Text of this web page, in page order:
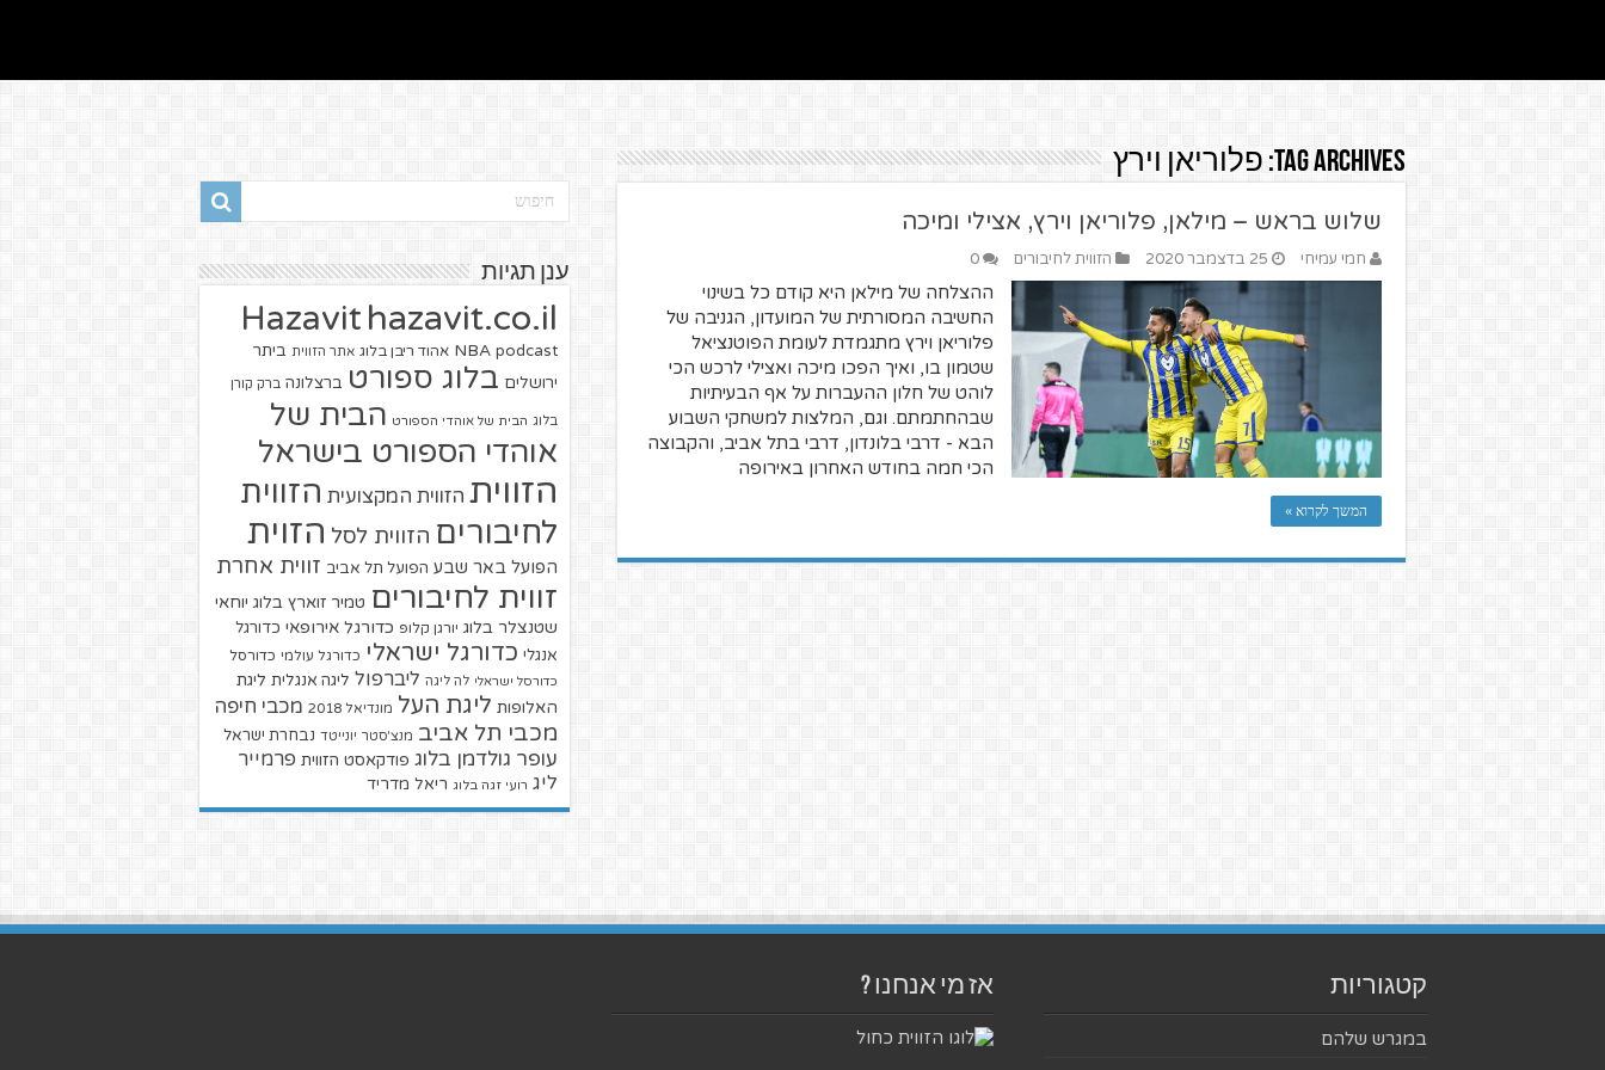
Tag Archives: פלוריאן וירץ
שלוש בראש – מילאן, פלוריאן וירץ, אצילי ומיכה
חמי עמיחי 25 בדצמבר 2020 הזווית לחיבורים 0
ההצלחה של מילאן היא קודם כל בשינוי
החשיבה המסורתית של המועדון, הגניבה של
פלוריאן וירץ מתגמדת לעומת הפוטנציאל
שטמון בו, ואיך הפכו מיכה ואצילי לרכש הכי
לוהט של חלון ההעברות על אף הבעיתיות
שבהחתמתם. וגם, המלצות למשחקי השבוע
הבא - דרבי בלונדון, דרבי בתל אביב, והקבוצה
הכי חמה בחודש האחרון באירופה
המשך לקרוא »
ענן תגיות
Hazavit hazavit.co.il
NBA podcast אהוד ריבן בלוג אתר הזווית ביתר
ירושלים בלוג ספורט ברצלונה ברק קורן
בלוג הבית של אוהדי הספורט הבית של
אוהדי הספורט בישראל
הזווית הזווית המקצועית הזווית
לחיבורים הזווית לסל הזוית
הפועל באר שבע הפועל תל אביב זווית אחרת
זווית לחיבורים טמיר זוארץ בלוג יוחאי
שטנצלר בלוג יורגן קלופ כדורגל אירופאי כדורגל
אנגלי כדורגל ישראלי כדורגל עולמי כדורסל
כדורסל ישראלי לה ליגה ליברפול ליגה אנגלית ליגת
האלופות ליגת העל מונדיאל 2018 מכבי חיפה
מכבי תל אביב מנצ'סטר יונייטד נבחרת ישראל
עופר גולדמן בלוג פודקאסט הזווית פרמייר
ליג רועי זגה בלוג ריאל מדריד
קטגוריות
במגרש שלהם
אז מי אנחנו ?